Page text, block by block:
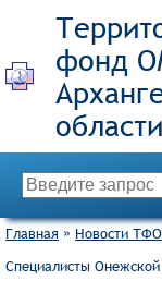
фонд
Главная » Новости
Специалисты